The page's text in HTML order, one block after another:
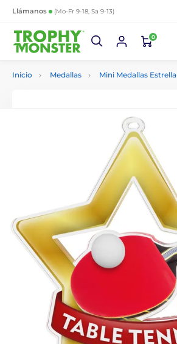
Llámanos (Mo-Fr 9-18, Sa 9-13)
0
Inicio Medallas Mini Medallas Estrella